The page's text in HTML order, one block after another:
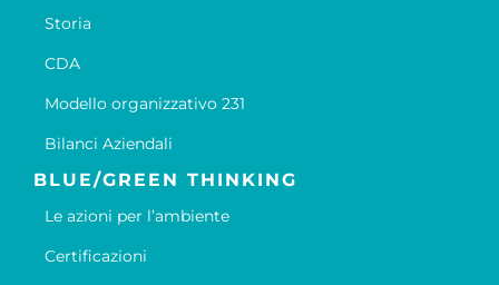
Storia
CDA
Modello organizzativo 231
Bilanci Aziendali
BLUE/GREEN THINKING
Le azioni per l’ambiente
Certificazioni